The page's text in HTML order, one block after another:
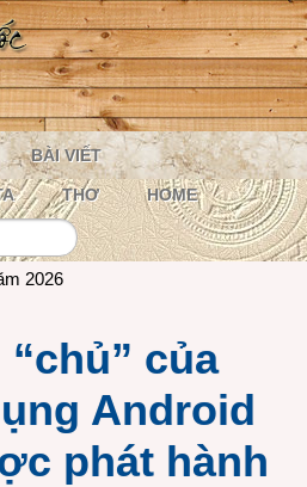
BÀI VIẾT
THƠ HOME
2026
của
Android
phát hành